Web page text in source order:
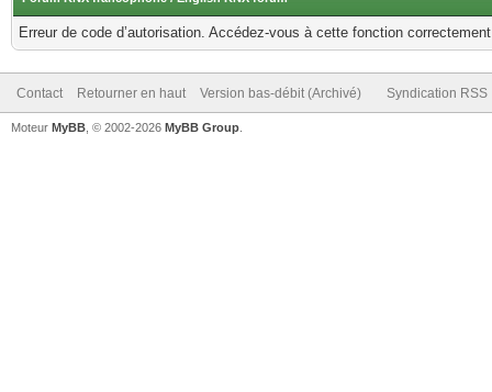
Erreur de code d’autorisation. Accédez-vous à cette fonction
Contact Retourner en haut Version bas-débit (Archivé) Syndication RSS
Moteur MyBB , © 2002-2026 MyBB Group